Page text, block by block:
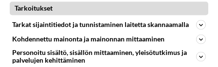
Mulla on Viki kiuvas 26kW, siitä tulloo saatanalliset
löylyt.
Tarkoitukset
Tarkat sijaintitiedot ja tunnistaminen laitetta skannaamalla
Kohdennettu mainonta ja mainonnan mittaaminen
Personoitu sisältö, sisällön mittaaminen, yleisötutkimus ja
palvelujen kehittäminen